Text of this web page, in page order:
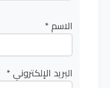
الاسم*
البريد الإلكتروني*